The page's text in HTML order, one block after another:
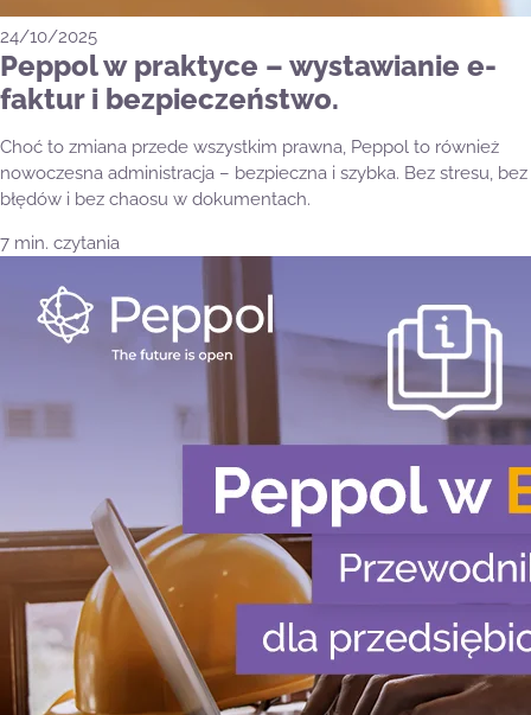
24/10/2025
Peppol w praktyce – wystawianie e-
faktur i bezpieczeństwo.
Choć to zmiana przede wszystkim prawna, Peppol to również
nowoczesna administracja – bezpieczna i szybka. Bez stresu, bez
błędów i bez chaosu w dokumentach.
7 min. czytania